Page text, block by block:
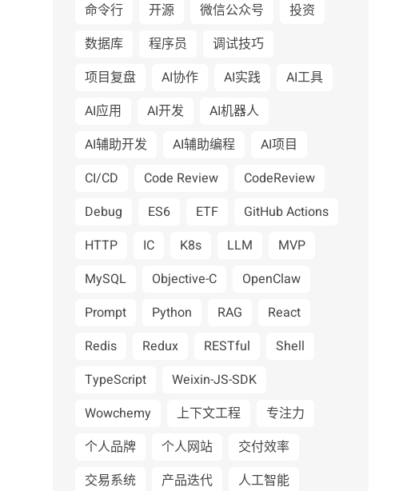
命令行
开源 微信公众号
投资
数据库
程序员
调试技巧
项目复盘
AI协作 AI实践
AI工具
AI应用
AI开发
AI机器人
AI辅助开发
AI辅助编程
AI项目
CI/CD
Code Review
CodeReview
Debug
ES6 ETF
GitHub Actions
HTTP
IC K8s LLM
MVP
MySQL
Objective-C
OpenClaw
Prompt
Python RAG
React
Redis
Redux RESTful
Shell
TypeScript
Weixin-JS-SDK
Wowchemy
上下文工程
专注力
个人品牌
个人网站
交付效率
交易系统
产品迭代
人工智能